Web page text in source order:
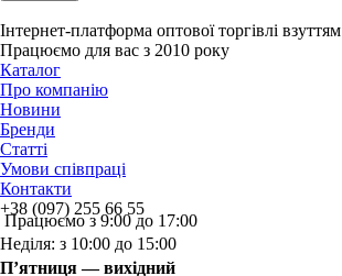
Інтернет-платформа оптової торгівлі взуттям
Працюємо для вас з 2010 року
Каталог
Про компанію
Новини
Бренди
Статті
Умови співпраці
Контакти
+38 (097) 255 66 55
Працюємо з 9:00 до 17:00
Неділя: з 10:00 до 15:00
П’ятниця — вихідний